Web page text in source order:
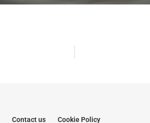
Contact us Cookie Policy